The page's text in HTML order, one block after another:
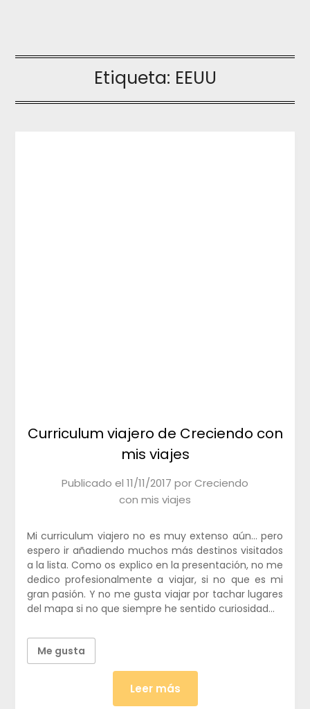
Etiqueta: EEUU
Curriculum viajero de Creciendo con
mis viajes
Publicado el 11/11/2017 porCreciendo
con mis viajes
Mi curriculum viajero no es muy extenso aún… pero
espero ir añadiendo muchos más destinos visitados
a la lista. Como os explico en la presentación, no me
dedico profesionalmente a viajar, si no que es mi
gran pasión. Y no me gusta viajar por tachar lugares
del mapa si no que siempre he sentido curiosidad…
Me gusta
Leer más